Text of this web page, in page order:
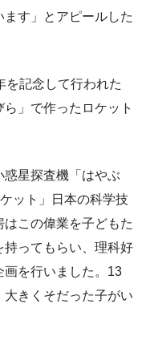
す」とアピールした
を記念して行われた
」で作ったロケット
惑星探査機「はやぶ
ット」日本の科学技
この偉業を子どもた
ってもらい、理科好
画を行いました。13
きくそだった子がい